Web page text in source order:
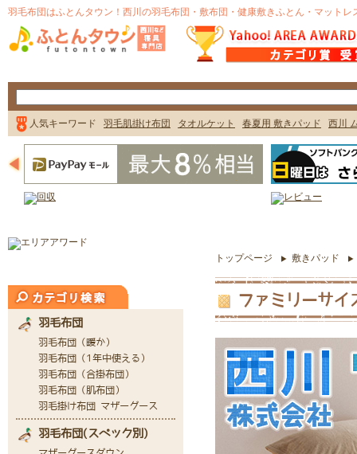
トップページ 敷きパッド
ファミリーサイ